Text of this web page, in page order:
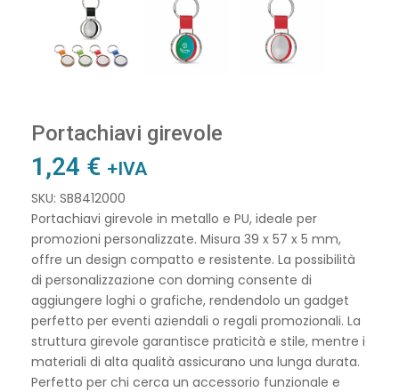
Portachiavi girevole
1,24 € +IVA
SKU: SB8412000
Portachiavi girevole in metallo e PU, ideale per
promozioni personalizzate. Misura 39 x 57 x 5 mm,
offre un design compatto e resistente. La possibilità
di personalizzazione con doming consente di
aggiungere loghi o grafiche, rendendolo un gadget
perfetto per eventi aziendali o regali promozionali. La
struttura girevole garantisce praticità e stile, mentre i
materiali di alta qualità assicurano una lunga durata.
Perfetto per chi cerca un accessorio funzionale e